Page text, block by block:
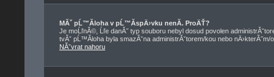
MĂˇ pĹ™Ă­loha v pĹ™Ă­spÄ›vku nenĂ­. ProÄŤ?
Je moĹľnĂ©, Ĺľe danĂ˝ typ souboru nebyl dosud povolen
tvĂˇ pĹ™Ă­loha byla smazĂˇna administrĂˇtorem/kou nebo
NĂˇvrat nahoru